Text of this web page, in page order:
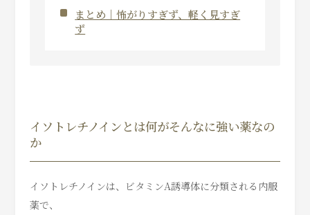
まとめ｜怖がりすぎず、軽く見すぎ
ず
イソトレチノインとは何がそんなに強い薬なの
か
イソトレチノインは、ビタミンA誘導体に分類される内服
薬で、